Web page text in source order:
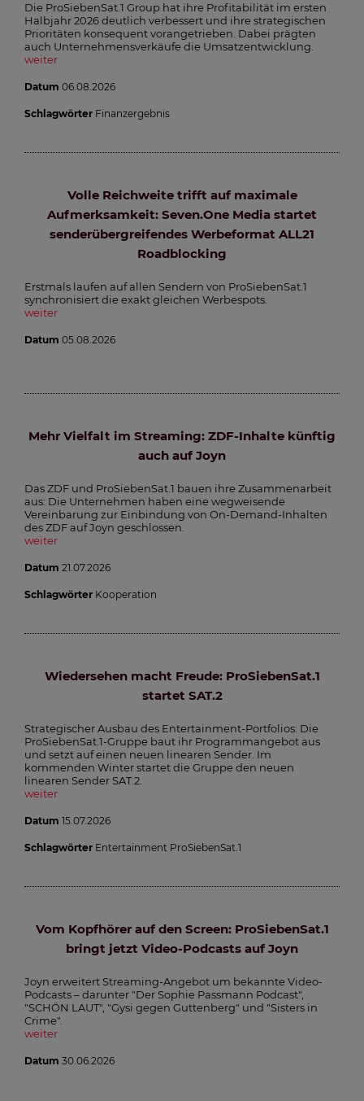
Die ProSiebenSat.1 Group hat ihre Profitabilität im ersten
Halbjahr 2026 deutlich verbessert und ihre strategischen
Prioritäten konsequent vorangetrieben. Dabei prägten
auch Unternehmensverkäufe die Umsatzentwicklung.
weiter
Datum 06.08.2026
Schlagwörter Finanzergebnis
Volle Reichweite trifft auf maximale
Aufmerksamkeit: Seven.One Media startet
senderübergreifendes Werbeformat ALL21
Roadblocking
Erstmals laufen auf allen Sendern von ProSiebenSat.1
synchronisiert die exakt gleichen Werbespots.
weiter
Datum 05.08.2026
Mehr Vielfalt im Streaming: ZDF-Inhalte künftig
auch auf Joyn
Das ZDF und ProSiebenSat.1 bauen ihre Zusammenarbeit
aus: Die Unternehmen haben eine wegweisende
Vereinbarung zur Einbindung von On-Demand-Inhalten
des ZDF auf Joyn geschlossen.
weiter
Datum 21.07.2026
Schlagwörter Kooperation
Wiedersehen macht Freude: ProSiebenSat.1
startet SAT.2
Strategischer Ausbau des Entertainment-Portfolios: Die
ProSiebenSat.1-Gruppe baut ihr Programmangebot aus
und setzt auf einen neuen linearen Sender. Im
kommenden Winter startet die Gruppe den neuen
linearen Sender SAT.2.
weiter
Datum 15.07.2026
Schlagwörter Entertainment ProSiebenSat.1
Vom Kopfhörer auf den Screen: ProSiebenSat.1
bringt jetzt Video-Podcasts auf Joyn
Joyn erweitert Streaming-Angebot um bekannte Video-
Podcasts – darunter "Der Sophie Passmann Podcast",
"SCHÖN LAUT", "Gysi gegen Guttenberg" und "Sisters in
Crime".
weiter
Datum 30.06.2026